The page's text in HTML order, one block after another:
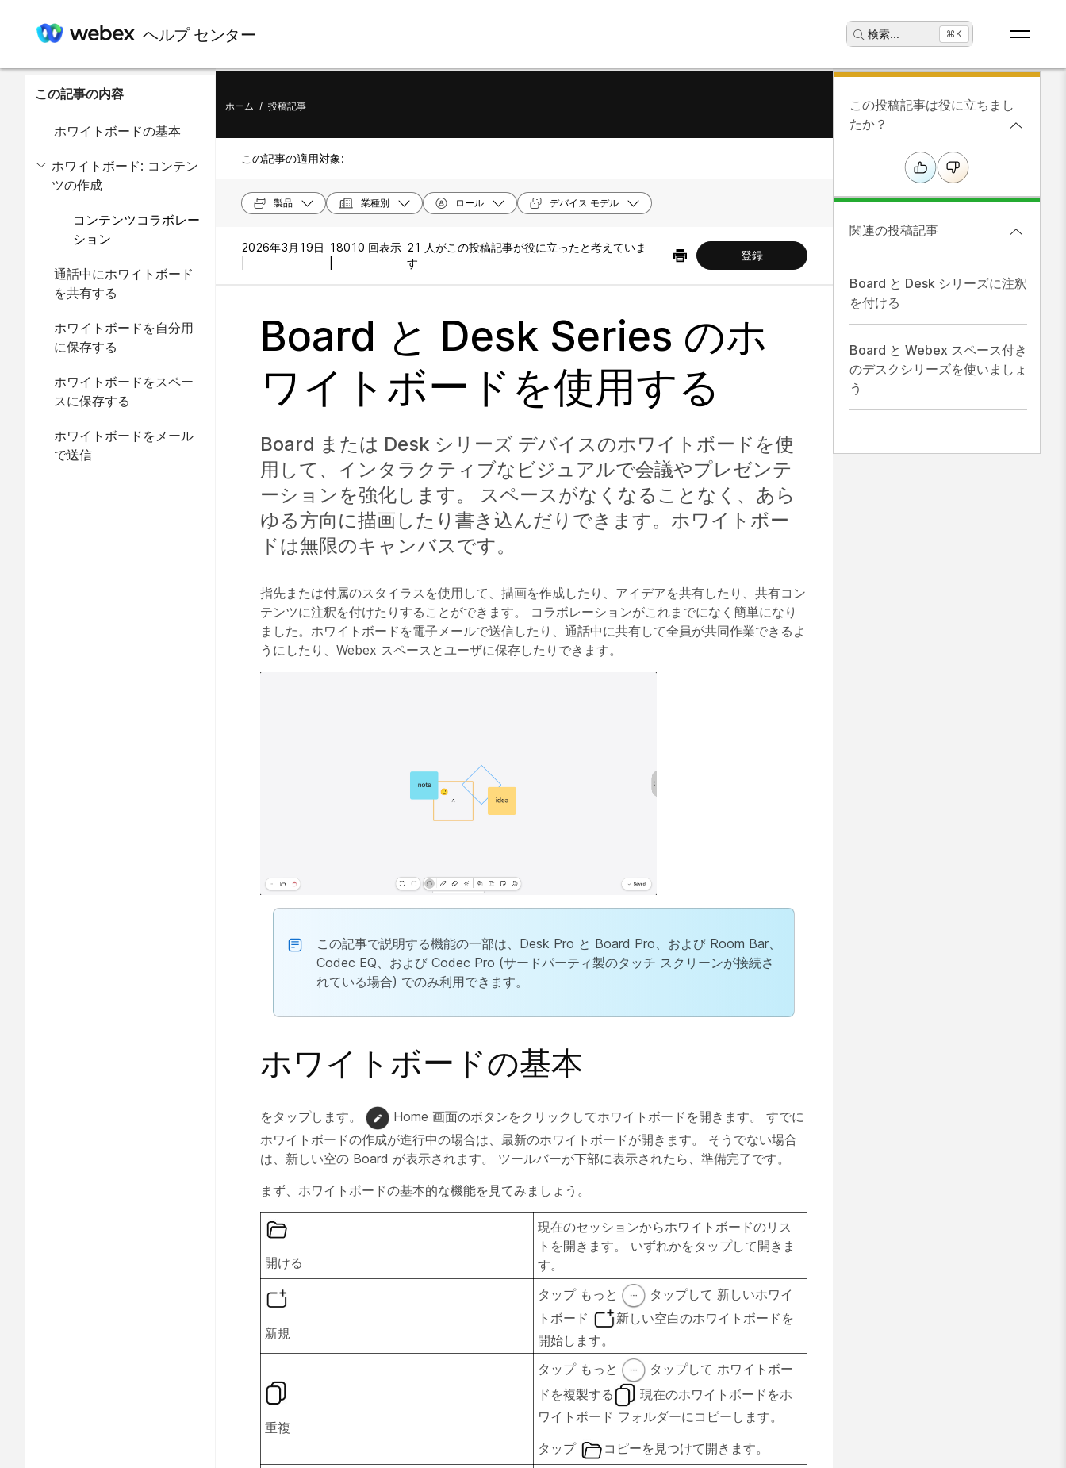
ヘルプ センター 検索... ⌘K
この記事の内容
ホワイトボードの基本
ホワイトボード: コンテン
ツの作成
コンテンツコラボレー
ション
通話中にホワイトボード
を共有する
ホワイトボードを自分用
に保存する
ホワイトボードをスペー
スに保存する
ホワイトボードをメール
で送信
ホーム / 投稿記事
この記事の適用対象:
製品 業種別 ロール デバイス モデル
2026年3月19日 18010 回表示 21 人がこの投稿記事が役に立ったと考えていま
す
登録
Board と Desk Series のホ
ワイトボードを使用する
Board または Desk シリーズ デバイスのホワイトボードを使
用して、インタラクティブなビジュアルで会議やプレゼンテ
ーションを強化します。 スペースがなくなることなく、あら
ゆる方向に描画したり書き込んだりできます。ホワイトボー
ドは無限のキャンバスです。
指先または付属のスタイラスを使用して、描画を作成したり、アイデアを共有したり、共有コン
テンツに注釈を付けたりすることができます。 コラボレーションがこれまでになく簡単になり
ました。ホワイトボードを電子メールで送信したり、通話中に共有して全員が共同作業できるよ
うにしたり、Webex スペースとユーザに保存したりできます。
この記事で説明する機能の一部は、Desk Pro と Board Pro、および Room Bar、
Codec EQ、および Codec Pro (サードパーティ製のタッチ スクリーンが接続さ
れている場合) でのみ利用できます。
ホワイトボードの基本
をタップします。
Home 画面のボタンをクリックしてホワイトボードを開きます。 すでに
ホワイトボードの作成が進行中の場合は、最新のホワイトボードが開きます。 そうでない場合
は、新しい空の Board が表示されます。 ツールバーが下部に表示されたら、準備完了です。
まず、ホワイトボードの基本的な機能を見てみましょう。
開ける
現在のセッションからホワイトボードのリス
トを開きます。 いずれかをタップして開きま
す。
新規
タップ もっと タップして 新しいホワイ
トボード
新しい空白のホワイトボードを
開始します。
重複
タップ もっと タップして ホワイトボー
ドを複製する
現在のホワイトボードをホ
ワイトボード フォルダーにコピーします。
タップ
コピーを見つけて開きます。
この投稿記事は役に立ちまし
たか？
関連の投稿記事
Board と Desk シリーズに注釈
を付ける
Board と Webex スペース付き
のデスクシリーズを使いましょ
う